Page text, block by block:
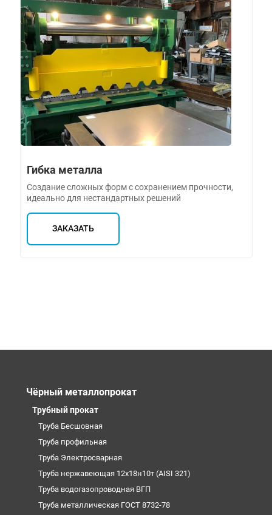
Гибка металла
Создание сложных форм с сохранением прочности,
идеально для нестандартных решений
ЗАКАЗАТЬ
Чёрный металлопрокат
Трубный прокат
Труба Бесшовная
Труба профильная
Труба Электросварная
Труба нержавеющая 12х18н10т (AISI 321)
Труба водогазопроводная ВГП
Труба металлическая ГОСТ 8732-78